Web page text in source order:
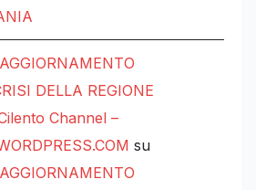
DELLA REGIONE
Channel –
su